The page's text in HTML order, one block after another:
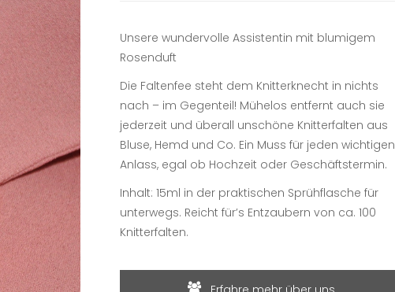
Unsere wundervolle Assistentin mit blumigem
Rosenduft
Die Faltenfee steht dem Knitterknecht in nichts
nach – im Gegenteil! Mühelos entfernt auch sie
jederzeit und überall unschöne Knitterfalten aus
Bluse, Hemd und Co. Ein Muss für jeden wichtigen
Anlass, egal ob Hochzeit oder Geschäftstermin.
Inhalt: 15ml in der praktischen Sprühflasche für
unterwegs. Reicht für’s Entzaubern von ca. 100
Knitterfalten.